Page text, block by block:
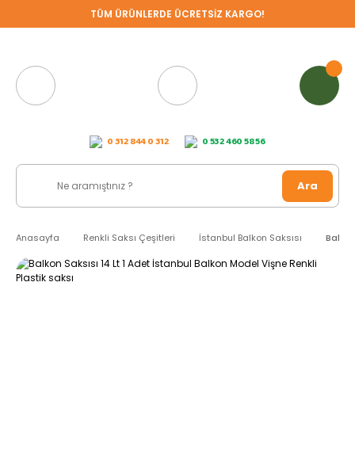
TÜM ÜRÜNLERDE ÜCRETSİZ KARGO!
0 312 844 0 312 0 532 460 58 56
Ara
Anasayfa Renkli Saksı Çeşitleri İstanbul Balkon Saksısı